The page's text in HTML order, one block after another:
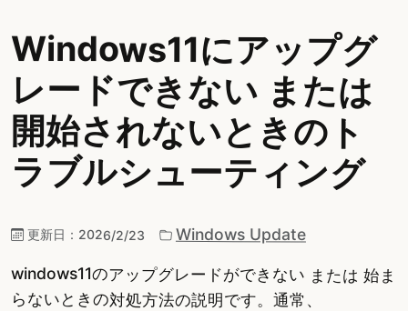
Windows11にアップグ
レードできない または
開始されないときのト
ラブルシューティング
更新日： 2026/2/23 Windows Update
windows11のアップグレードができない または 始ま
らないときの対処方法の説明です。通常、